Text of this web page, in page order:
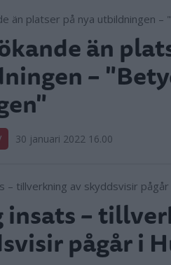
än
–
30 januari 2022 16.00
–
pågår i